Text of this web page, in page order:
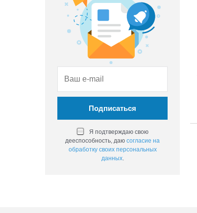
Я подтверждаю свою
дееспособность, даю согласие на
обработку своих персональных
данных.